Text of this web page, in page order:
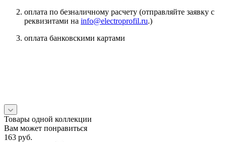
оплата по безналичному расчету (отправляйте заявку с
реквизитами на info@electroprofil.ru.)
оплата банковскими картами
Товары одной коллекции
Вам может понравиться
163 руб.